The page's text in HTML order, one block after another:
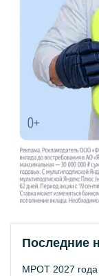
Последние
МРОТ 2027 года